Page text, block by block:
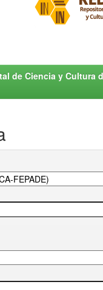
de Ciencia y Cultura